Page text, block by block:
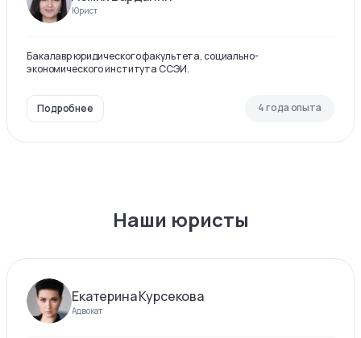
Юрист
Бакалавр юридического факультета, социально-
экономического института ССЭИ.
Подробнее 4 года опыта
Наши юристы
Екатерина Курсекова
Адвокат